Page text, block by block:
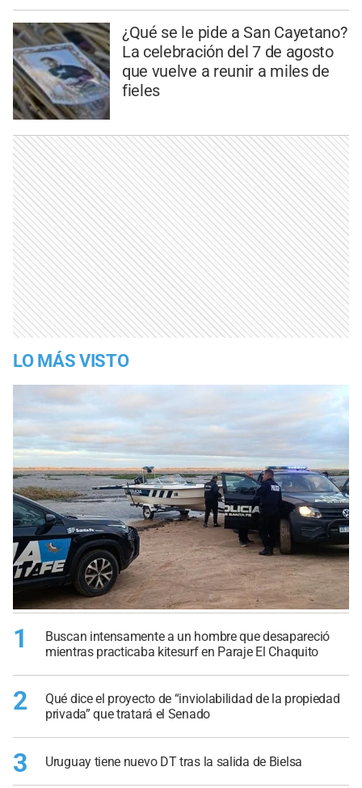
¿Qué se le pide a San Cayetano?
La celebración del 7 de agosto
que vuelve a reunir a miles de
fieles
LO MÁS VISTO
1
Buscan intensamente a un hombre que desapareció
mientras practicaba kitesurf en Paraje El Chaquito
2
Qué dice el proyecto de “inviolabilidad de la propiedad
privada” que tratará el Senado
3 Uruguay tiene nuevo DT tras la salida de Bielsa